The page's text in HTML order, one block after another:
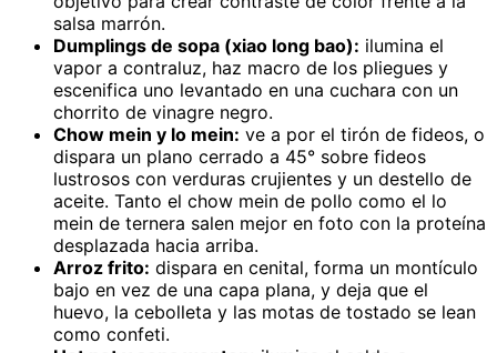
salsa marrón.
Dumplings de sopa (xiao long bao): ilumina el
vapor a contraluz, haz macro de los pliegues y
escenifica uno levantado en una cuchara con un
chorrito de vinagre negro.
Chow mein y lo mein: ve a por el tirón de fideos, o
dispara un plano cerrado a 45° sobre fideos
lustrosos con verduras crujientes y un destello de
aceite. Tanto el chow mein de pollo como el lo
mein de ternera salen mejor en foto con la proteína
desplazada hacia arriba.
Arroz frito: dispara en cenital, forma un montículo
bajo en vez de una capa plana, y deja que el
huevo, la cebolleta y las motas de tostado se lean
como confeti.